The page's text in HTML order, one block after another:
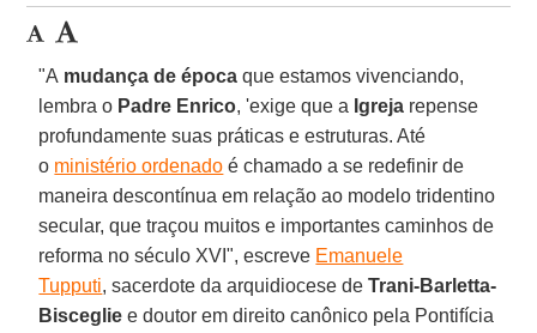
"A mudança de época que estamos vivenciando,
lembra o Padre Enrico, 'exige que a Igreja repense
profundamente suas práticas e estruturas. Até
o ministério ordenado é chamado a se redefinir de
maneira descontínua em relação ao modelo tridentino
secular, que traçou muitos e importantes caminhos de
reforma no século XVI", escreve Emanuele
Tupputi, sacerdote da arquidiocese deTrani-Barletta-
Bisceglie e doutor em direito canônico pela Pontifícia